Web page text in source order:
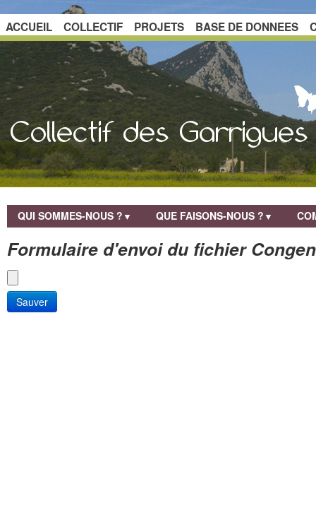
ACCUEIL COLLECTIF PROJETS BASE DE DONNEES
QUI SOMMES-NOUS ? ▼ QUE FAISONS-NOUS ? ▼
Formulaire d'envoi du fichier